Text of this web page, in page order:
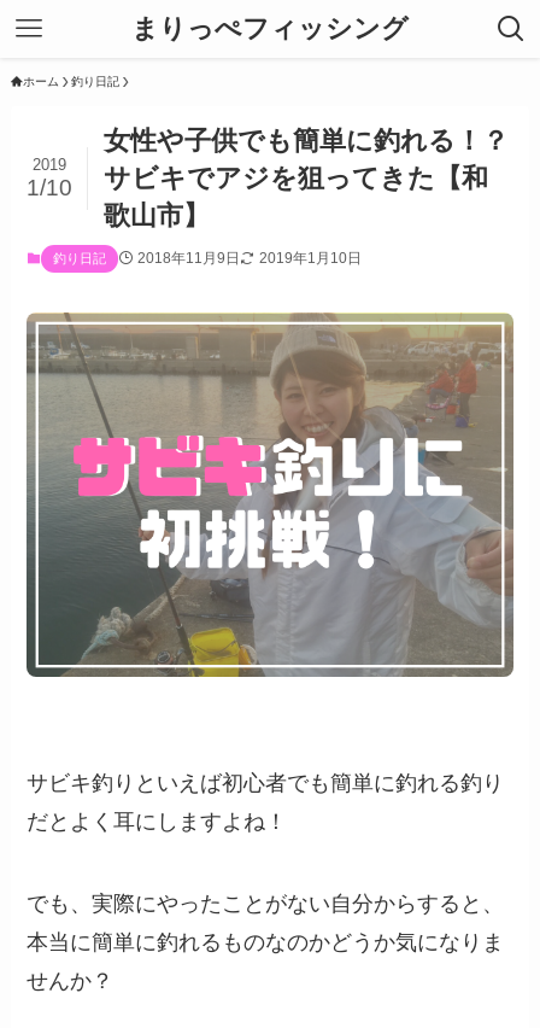
まりっぺフィッシング
ホーム 釣り日記
女性や子供でも簡単に釣れる！？
サビキでアジを狙ってきた【和
歌山市】
2019
1/10
釣り日記 2018年11月9日 2019年1月10日
サビキ釣りといえば初心者でも簡単に釣れる釣り
だとよく耳にしますよね！
でも、実際にやったことがない自分からすると、
本当に簡単に釣れるものなのかどうか気になりま
せんか？